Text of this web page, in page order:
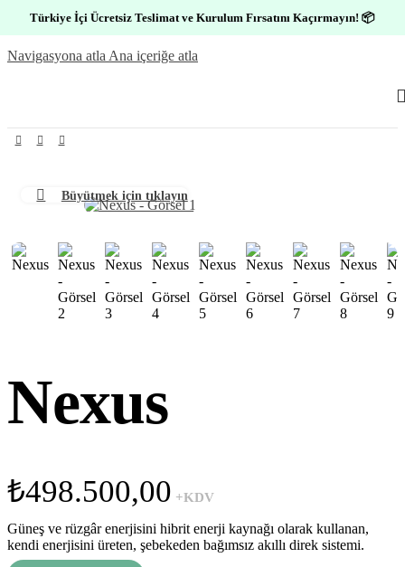
Navigasyona atla Ana içeriğe atla
Büyütmek için tıklayın
Nexus
₺498.500,00 +KDV
Güneş ve rüzgâr enerjisini hibrit enerji kaynağı olarak kullanan,
kendi enerjisini üreten, şebekeden bağımsız akıllı direk sistemi.
Türkiye İçi Ücretsiz Teslimat ve Kurulum Fırsatını Kaçırmayın! 📦